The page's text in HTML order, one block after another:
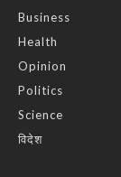
Business
Health
Opinion
Politics
Science
विदेश